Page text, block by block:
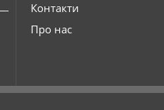
Контакти
Про нас